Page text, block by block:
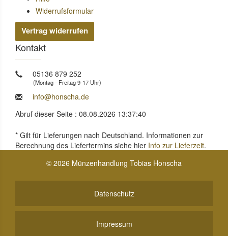
Widerrufsformular
Vertrag widerrufen
Kontakt
05136 879 252
(Montag - Freitag 9-17 Uhr)
info@honscha.de
Abruf dieser Seite : 08.08.2026 13:37:40
* Gilt für Lieferungen nach Deutschland. Informationen zur
Berechnung des Liefertermins siehe hier Info zur Lieferzeit.
© 2026 Münzenhandlung Tobias Honscha
Datenschutz
Impressum